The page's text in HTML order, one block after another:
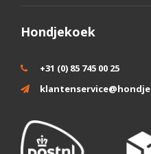
Hondjekoek
+31 (0) 85 745 00 25